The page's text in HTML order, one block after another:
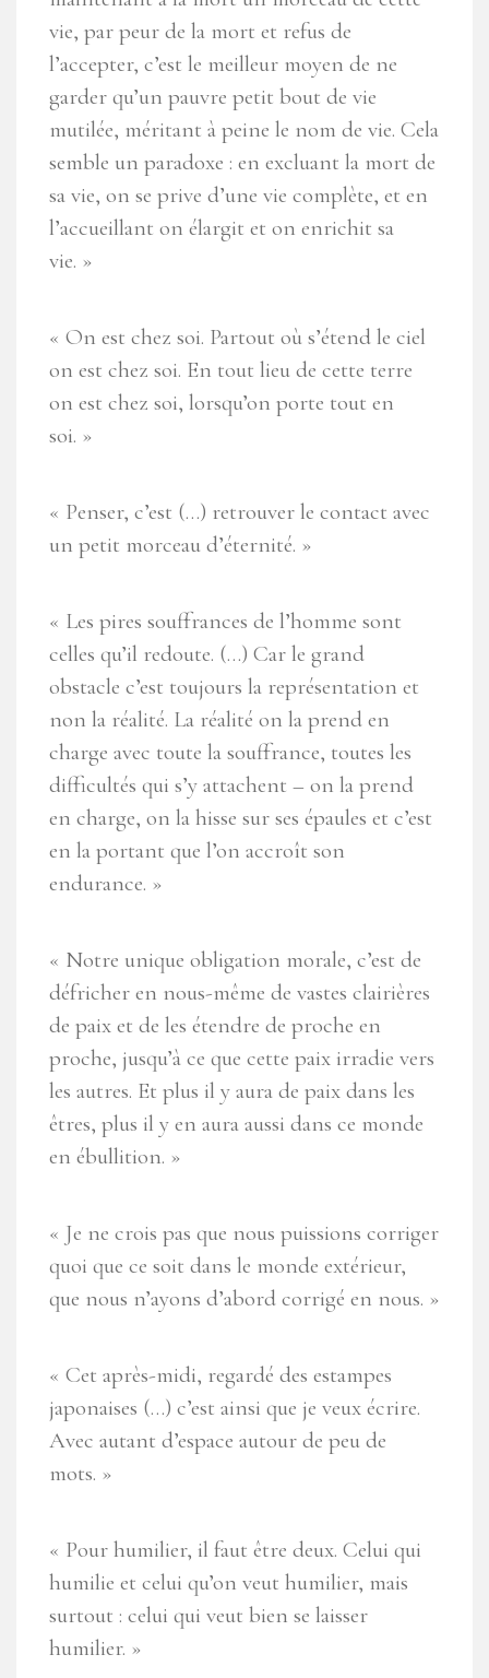
vie, par peur de la mort et refus de
l’accepter, c’est le meilleur moyen de ne
garder qu’un pauvre petit bout de vie
mutilée, méritant à peine le nom de vie. Cela
semble un paradoxe : en excluant la mort de
sa vie, on se prive d’une vie complète, et en
l’accueillant on élargit et on enrichit sa
vie. »
« On est chez soi. Partout où s’étend le ciel
on est chez soi. En tout lieu de cette terre
on est chez soi, lorsqu’on porte tout en
soi. »
« Penser, c’est (…) retrouver le contact avec
un petit morceau d’éternité. »
« Les pires souffrances de l’homme sont
celles qu’il redoute. (…) Car le grand
obstacle c’est toujours la représentation et
non la réalité. La réalité on la prend en
charge avec toute la souffrance, toutes les
difficultés qui s’y attachent – on la prend
en charge, on la hisse sur ses épaules et c’est
en la portant que l’on accroît son
endurance. »
« Notre unique obligation morale, c’est de
défricher en nous-même de vastes clairières
de paix et de les étendre de proche en
proche, jusqu’à ce que cette paix irradie vers
les autres. Et plus il y aura de paix dans les
êtres, plus il y en aura aussi dans ce monde
en ébullition. »
« Je ne crois pas que nous puissions corriger
quoi que ce soit dans le monde extérieur,
que nous n’ayons d’abord corrigé en nous. »
« Cet après-midi, regardé des estampes
japonaises (…) c’est ainsi que je veux écrire.
Avec autant d’espace autour de peu de
mots. »
« Pour humilier, il faut être deux. Celui qui
humilie et celui qu’on veut humilier, mais
surtout : celui qui veut bien se laisser
humilier. »